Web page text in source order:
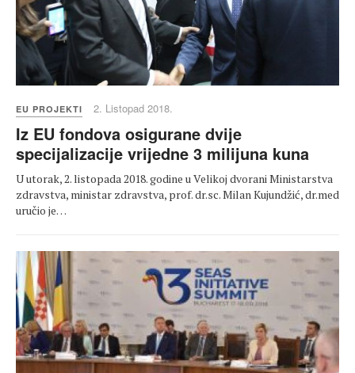
EU PROJEKTI 2. Listopad 2018.
Iz EU fondova osigurane dvije
specijalizacije vrijedne 3 milijuna kuna
U utorak, 2. listopada 2018. godine u Velikoj dvorani Ministarstva
zdravstva, ministar zdravstva, prof. dr.sc. Milan Kujundžić, dr.med
uručio je…